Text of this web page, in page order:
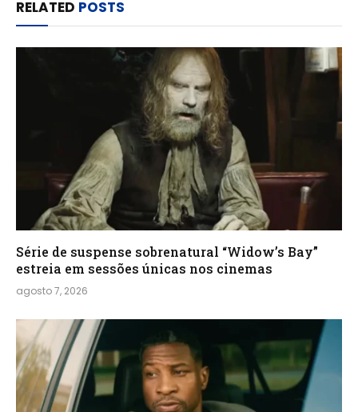
RELATED POSTS
Série de suspense sobrenatural “Widow’s Bay”
estreia em sessões únicas nos cinemas
agosto 7, 2026